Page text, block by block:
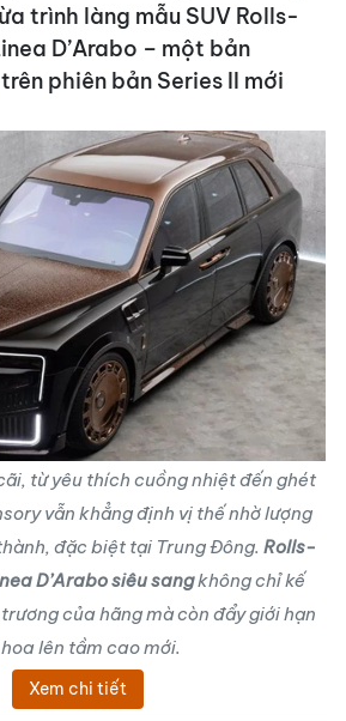
trình làng mẫu SUV Rolls-
D’Arabo – một bản
phiên bản Series II mới
từ yêu thích cuồng nhiệt đến ghét
vẫn khẳng định vị thế nhờ lượng
đặc biệt tại Trung Đông. Rolls-
D’Arabo siêu sangkhông chỉ kế
của hãng mà còn đẩy giới hạn
lên tầm cao mới.
Xem chi tiết